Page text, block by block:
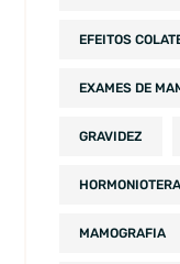
EFEITOS
EXAMES DE
GRAVIDEZ
MAMOGRAFIA